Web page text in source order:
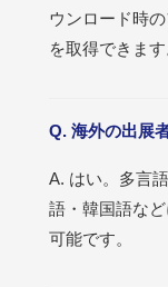
ウンロード時
を取得できます
Q. 海外の出展
A. はい。多言
語・韓国語な
可能です。